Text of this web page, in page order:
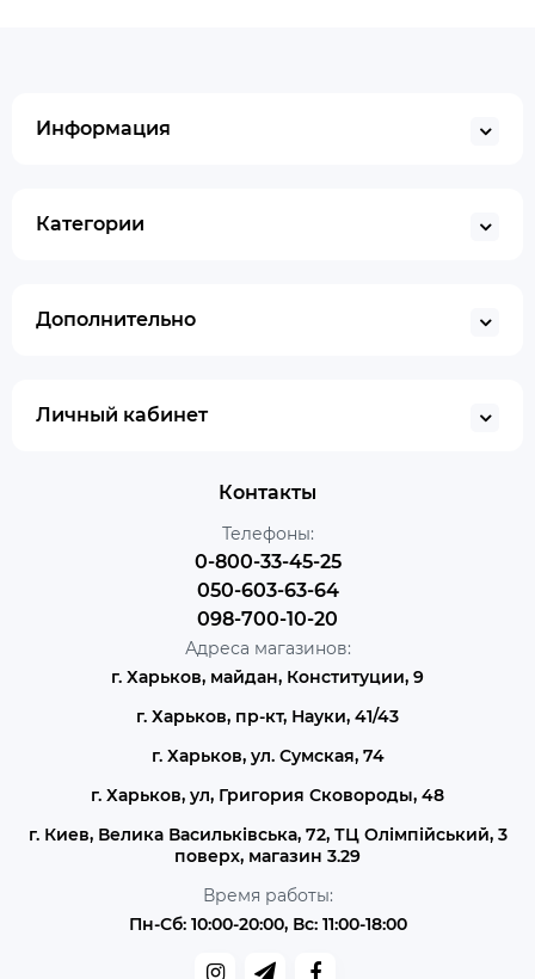
Информация
Категории
Дополнительно
Личный кабинет
Контакты
Телефоны:
0-800-33-45-25
050-603-63-64
098-700-10-20
Адреса магазинов:
г. Харьков, майдан, Конституции, 9
г. Харьков, пр-кт, Науки, 41/43
г. Харьков, ул. Сумская, 74
г. Харьков, ул, Григория Сковороды, 48
г. Киев, Велика Васильківська, 72, ТЦ Олімпійський, 3
поверх, магазин 3.29
Время работы:
Пн-Сб: 10:00-20:00, Вс: 11:00-18:00